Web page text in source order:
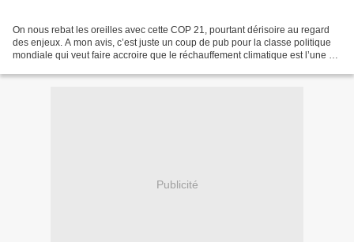
On nous rebat les oreilles avec cette COP 21, pourtant dérisoire au regard
des enjeux. A mon avis, c’est juste un coup de pub pour la classe politique
mondiale qui veut faire accroire que le réchauffement climatique est l’une de
Publicité